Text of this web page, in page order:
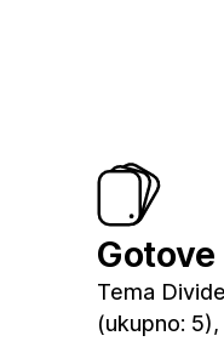
Tema
(ukupno: